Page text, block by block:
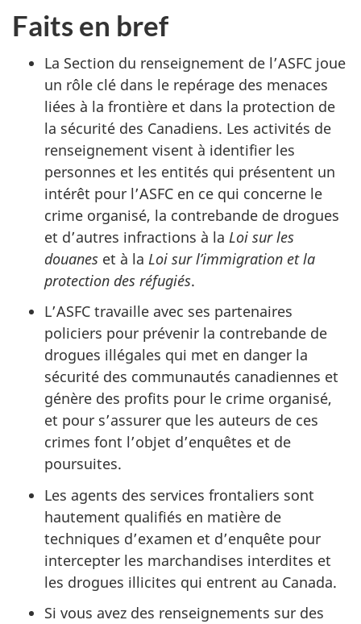
Faits en bref
La Section du renseignement de l’ASFC joue
un rôle clé dans le repérage des menaces
liées à la frontière et dans la protection de
la sécurité des Canadiens. Les activités de
renseignement visent à identifier les
personnes et les entités qui présentent un
intérêt pour l’ASFC en ce qui concerne le
crime organisé, la contrebande de drogues
et d’autres infractions à la Loi sur les
douanes et à la Loi sur l’immigration et la
protection des réfugiés.
L’ASFC travaille avec ses partenaires
policiers pour prévenir la contrebande de
drogues illégales qui met en danger la
sécurité des communautés canadiennes et
génère des profits pour le crime organisé,
et pour s’assurer que les auteurs de ces
crimes font l’objet d’enquêtes et de
poursuites.
Les agents des services frontaliers sont
hautement qualifiés en matière de
techniques d’examen et d’enquête pour
intercepter les marchandises interdites et
les drogues illicites qui entrent au Canada.
Si vous avez des renseignements sur des